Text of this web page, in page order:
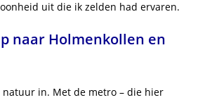
uit die ik zelden had ervaren.
naar Holmenkollen en
natuur in. Met de metro – die hier